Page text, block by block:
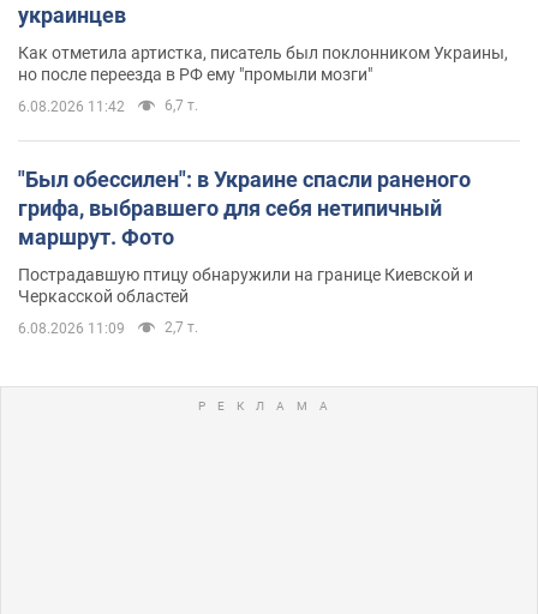
украинцев
Как отметила артистка, писатель был поклонником Украины,
но после переезда в РФ ему "промыли мозги"
6.08.2026 11:42 6,7 т.
"Был обессилен": в Украине спасли раненого
грифа, выбравшего для себя нетипичный
маршрут. Фото
Пострадавшую птицу обнаружили на границе Киевской и
Черкасской областей
6.08.2026 11:09 2,7 т.